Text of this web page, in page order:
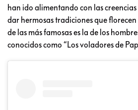
han ido alimentando con las creencias
dar hermosas tradiciones que florecen
de las más famosas es la de los
conocidos como “Los voladores de